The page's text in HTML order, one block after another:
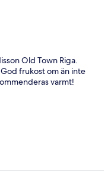
Old Town Riga.
frukost om än inte
varmt!